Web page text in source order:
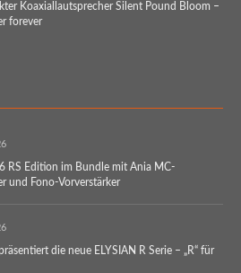
Koaxiallautsprecher Silent Pound Bloom –
forever
6 RS Edition im Bundle mit Ania MC-
und Fono-Vorverstärker
die neue ELYSIAN R Serie – „R“ für